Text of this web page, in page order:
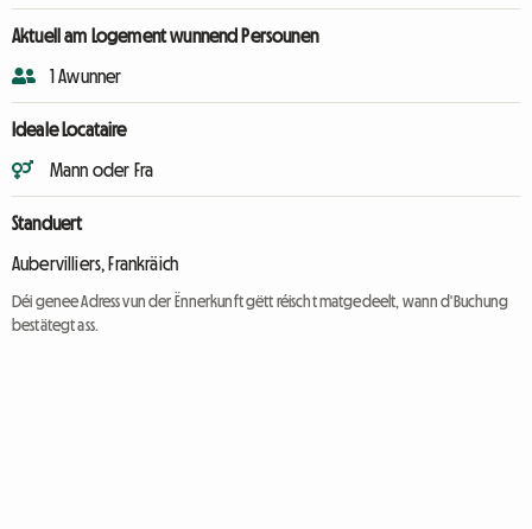
Aktuell am Logement wunnend Persounen
1 Awunner
Ideale Locataire
Mann oder Fra
Standuert
Aubervilliers, Frankräich
Déi genee Adress vun der Ënnerkunft gëtt réischt matgedeelt, wann d'Buchung
bestätegt ass.